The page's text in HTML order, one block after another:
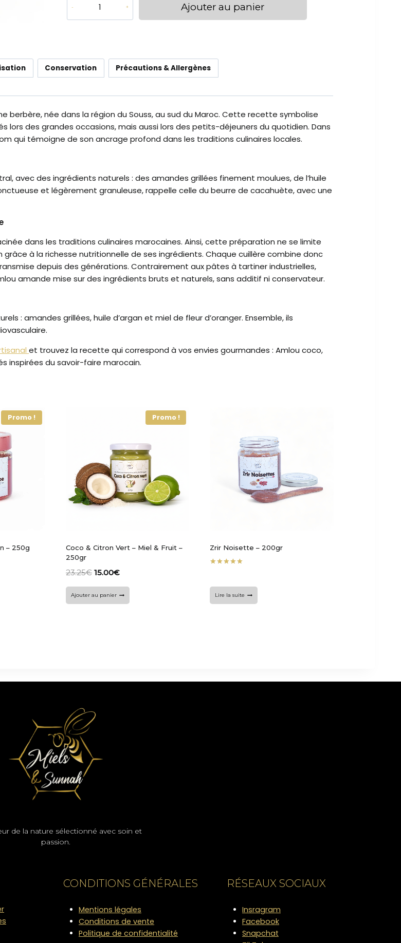
Ajouter au panier
Conservation
Précautions & Allergènes
berbère, née dans la région du Souss, au sud du Maroc. Cette recette symbolise
lors des grandes occasions, mais aussi lors des petits-déjeuners du quotidien. Dans
qui témoigne de son ancrage profond dans les traditions culinaires locales.
avec des ingrédients naturels : des amandes grillées finement moulues, de l’huile
et légèrement granuleuse, rappelle celle du beurre de cacahuète, avec une
dans les traditions culinaires marocaines. Ainsi, cette préparation ne se limite
à la richesse nutritionnelle de ses ingrédients. Chaque cuillère combine donc
depuis des générations. Contrairement aux pâtes à tartiner industrielles,
amande mise sur des ingrédients bruts et naturels, sans additif ni conservateur.
: amandes grillées, huile d’argan et miel de fleur d’oranger. Ensemble, ils
et trouvez la recette qui correspond à vos envies gourmandes : Amlou coco,
inspirées du savoir-faire marocain.
Promo !
– 250g
Promo !
Coco & Citron Vert – Miel & Fruit –
250gr
23.25€ 15.00€
Ajouter au panier
Zrir Noisette – 200gr
Lire la suite
de la nature sélectionné avec soin et
passion.
CONDITIONS GÉNÉRALES
Mentions légales
Conditions de vente
Politique de confidentialité
RÉSEAUX SOCIAUX
Insragram
Facebook
Snapchat